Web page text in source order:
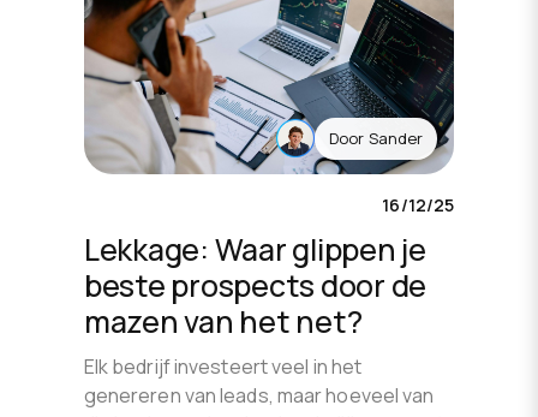
Door Sander
16/12/25
Lekkage: Waar glippen je
beste prospects door de
mazen van het net?
Elk bedrijf investeert veel in het
genereren van leads, maar hoeveel van